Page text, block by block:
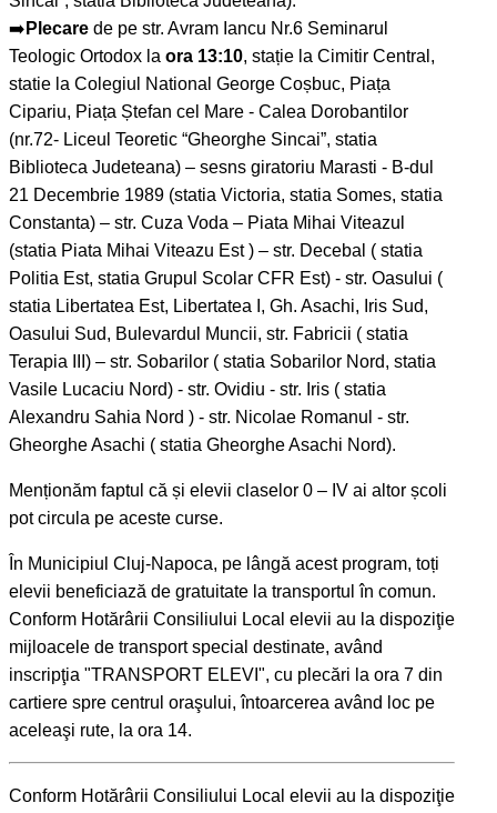
➡️ Plecare de pe str. Avram Iancu Nr.6 Seminarul
Teologic Ortodox la ora 13:10, stație la Cimitir Central,
statie la Colegiul National George Coșbuc, Piața
Cipariu, Piața Ștefan cel Mare - Calea Dorobantilor
(nr.72- Liceul Teoretic “Gheorghe Sincai”, statia
Biblioteca Judeteana) – sesns giratoriu Marasti - B-dul
21 Decembrie 1989 (statia Victoria, statia Somes, statia
Constanta) – str. Cuza Voda – Piata Mihai Viteazul
(statia Piata Mihai Viteazu Est ) – str. Decebal ( statia
Politia Est, statia Grupul Scolar CFR Est) - str. Oasului (
statia Libertatea Est, Libertatea I, Gh. Asachi, Iris Sud,
Oasului Sud, Bulevardul Muncii, str. Fabricii ( statia
Terapia III) – str. Sobarilor ( statia Sobarilor Nord, statia
Vasile Lucaciu Nord) - str. Ovidiu - str. Iris ( statia
Alexandru Sahia Nord ) - str. Nicolae Romanul - str.
Gheorghe Asachi ( statia Gheorghe Asachi Nord).
Menționăm faptul că și elevii claselor 0 – IV ai altor școli
pot circula pe aceste curse.
În Municipiul Cluj-Napoca, pe lângă acest program, toți
elevii beneficiază de gratuitate la transportul în comun.
Conform Hotărârii Consiliului Local elevii au la dispoziţie
mijloacele de transport special destinate, având
inscripţia "TRANSPORT ELEVI", cu plecări la ora 7 din
cartiere spre centrul oraşului, întoarcerea având loc pe
aceleaşi rute, la ora 14.
Conform Hotărârii Consiliului Local elevii au la dispoziţie